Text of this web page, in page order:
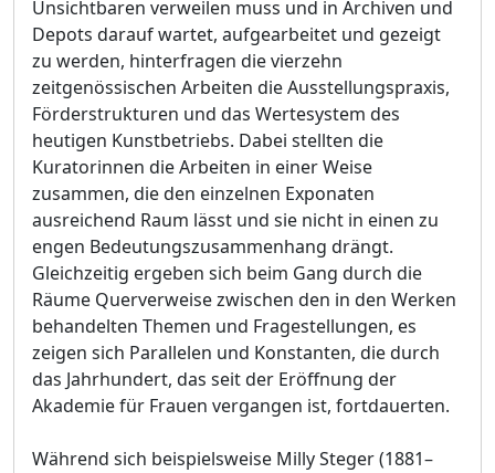
Unsichtbaren verweilen muss und in Archiven und
Depots darauf wartet, aufgearbeitet und gezeigt
zu werden, hinterfragen die vierzehn
zeitgenössischen Arbeiten die Ausstellungspraxis,
Förderstrukturen und das Wertesystem des
heutigen Kunstbetriebs. Dabei stellten die
Kuratorinnen die Arbeiten in einer Weise
zusammen, die den einzelnen Exponaten
ausreichend Raum lässt und sie nicht in einen zu
engen Bedeutungszusammenhang drängt.
Gleichzeitig ergeben sich beim Gang durch die
Räume Querverweise zwischen den in den Werken
behandelten Themen und Fragestellungen, es
zeigen sich Parallelen und Konstanten, die durch
das Jahrhundert, das seit der Eröffnung der
Akademie für Frauen vergangen ist, fortdauerten.
Während sich beispielsweise Milly Steger (1881–